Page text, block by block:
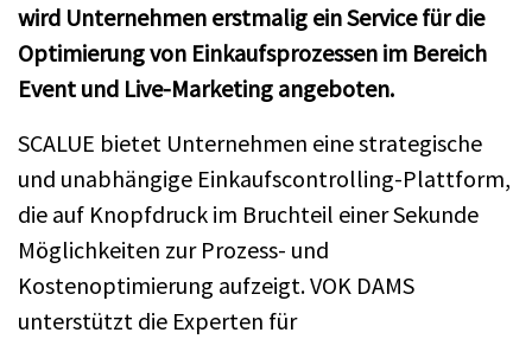
wird Unternehmen erstmalig ein Service für die
Optimierung von Einkaufsprozessen im Bereich
Event und Live-Marketing angeboten.
SCALUE bietet Unternehmen eine strategische
und unabhängige Einkaufscontrolling-Plattform,
die auf Knopfdruck im Bruchteil einer Sekunde
Möglichkeiten zur Prozess- und
Kostenoptimierung aufzeigt. VOK DAMS
unterstützt die Experten für